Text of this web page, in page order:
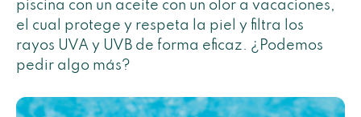
piscina con un aceite con un olor a vacaciones,
el cual protege y respeta la piel y filtra los
rayos UVA y UVB de forma eficaz. ¿Podemos
pedir algo más?